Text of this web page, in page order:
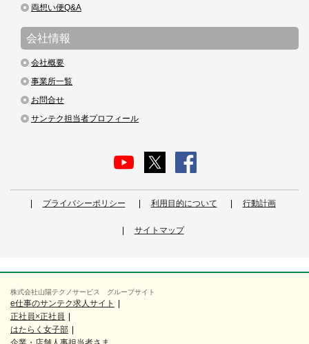
両想い便Q&A
会社情報
会社概要
事業所一覧
お問合せ
サンテク担当者プロフィール
プライバシーポリシー 利用目的について 行動計画
サイトマップ
株式会社山陽テクノサービス グループサイト
e仕事のサンテク求人サイト
正社員×正社員
はたらく女子部